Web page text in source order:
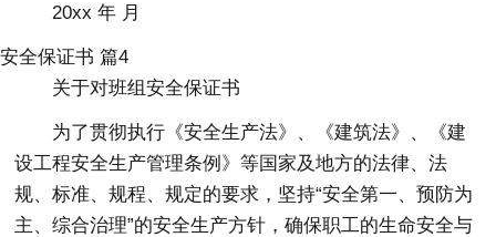
20xx 年 月
安全保证书 篇4
关于对班组安全保证书
为了贯彻执行《安全生产法》、《建筑法》、《建
设工程安全生产管理条例》等国家及地方的法律、法
规、标准、规程、规定的要求，坚持“安全第一、预防为
主、综合治理”的安全生产方针，确保职工的生命安全与